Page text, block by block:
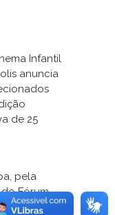
Infantil
anuncia
de 25
pela
Fórum
o